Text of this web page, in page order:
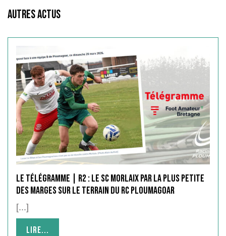
Autres Actus
Le Télégramme | R2 : le SC Morlaix par la plus petite
des marges sur le terrain du RC Ploumagoar
[...]
Lire...